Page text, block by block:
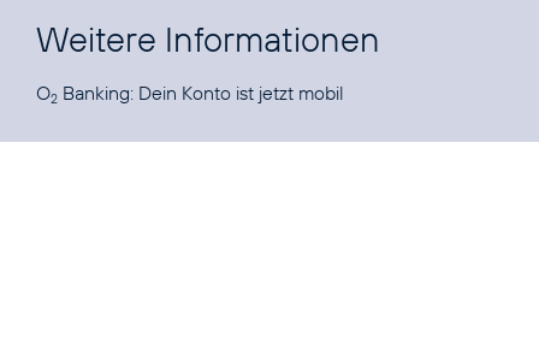
Weitere Informationen
O2 Banking: Dein Konto ist jetzt mobil